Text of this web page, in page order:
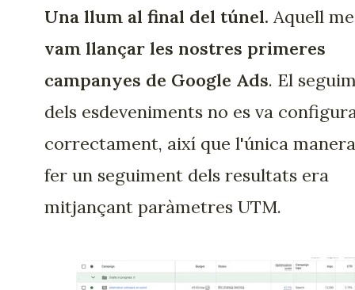
Una llum al final del túnel. Aquell
vam llançar les nostres primeres
campanyes de Google Ads. El
dels esdeveniments no es va
correctament, així que l'única
fer un seguiment dels resultats era
mitjançant paràmetres UTM.